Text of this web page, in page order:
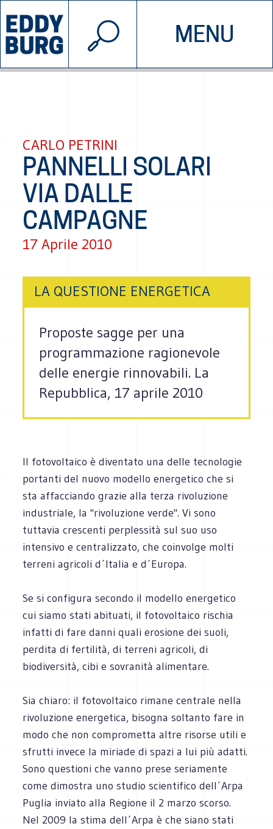
MENU
INIZIATIVE CHI SIAMO
© 2026 EDDYBURG
CARLO PETRINI
PANNELLI SOLARI
VIA DALLE
CAMPAGNE
17 Aprile 2010
LA QUESTIONE ENERGETICA
Proposte sagge per una
programmazione ragionevole
delle energie rinnovabili. La
Repubblica, 17 aprile 2010
Il fotovoltaico è diventato una delle tecnologie
portanti del nuovo modello energetico che si
sta affacciando grazie alla terza rivoluzione
industriale, la "rivoluzione verde". Vi sono
tuttavia crescenti perplessità sul suo uso
intensivo e centralizzato, che coinvolge molti
terreni agricoli d´Italia e d´Europa.
Se si configura secondo il modello energetico
cui siamo stati abituati, il fotovoltaico rischia
infatti di fare danni quali erosione dei suoli,
perdita di fertilità, di terreni agricoli, di
biodiversità, cibi e sovranità alimentare.
Sia chiaro: il fotovoltaico rimane centrale nella
rivoluzione energetica, bisogna soltanto fare in
modo che non comprometta altre risorse utili e
sfrutti invece la miriade di spazi a lui più adatti.
Sono questioni che vanno prese seriamente
come dimostra uno studio scientifico dell´Arpa
Puglia inviato alla Regione il 2 marzo scorso.
Nel 2009 la stima dell´Arpa è che siano stati